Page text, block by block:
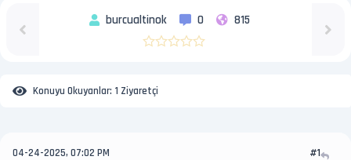
burcualtinok 0 815
Konuyu Okuyanlar: 1 Ziyaretçi
04-24-2025, 07:02 PM #1